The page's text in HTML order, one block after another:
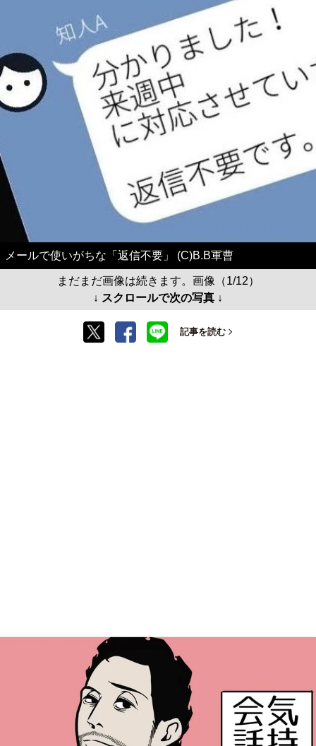
メールで使いがちな「返信不要」 (C)B.B軍曹
まだまだ画像は続きます。画像（1/12）
↓ スクロールで次の写真 ↓
記事を読む